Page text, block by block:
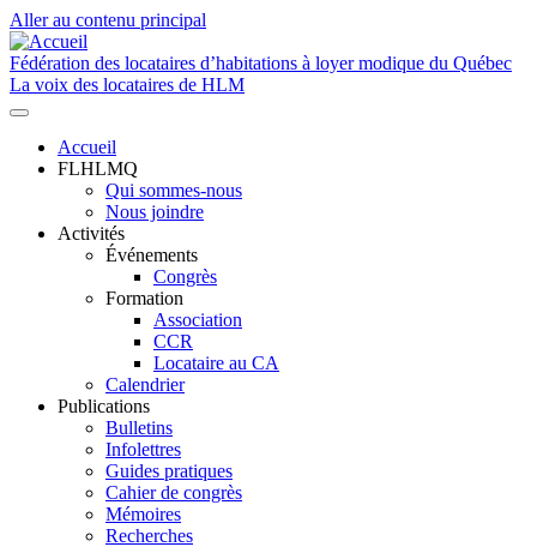
Aller au contenu principal
Fédération des locataires d’habitations à loyer modique du Québec
La voix des locataires de HLM
Navigation
principale
Accueil
FLHLMQ
Qui sommes-nous
Nous joindre
Activités
Événements
Congrès
Formation
Association
CCR
Locataire au CA
Calendrier
Publications
Bulletins
Infolettres
Guides pratiques
Cahier de congrès
Mémoires
Recherches